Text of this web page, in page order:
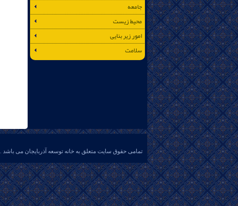
جامعه
محیط زیست
امور زیر بنایی
سلامت
تمامی حقوق سایت متعلق به خانه توسعه آذربایجان می باشد .